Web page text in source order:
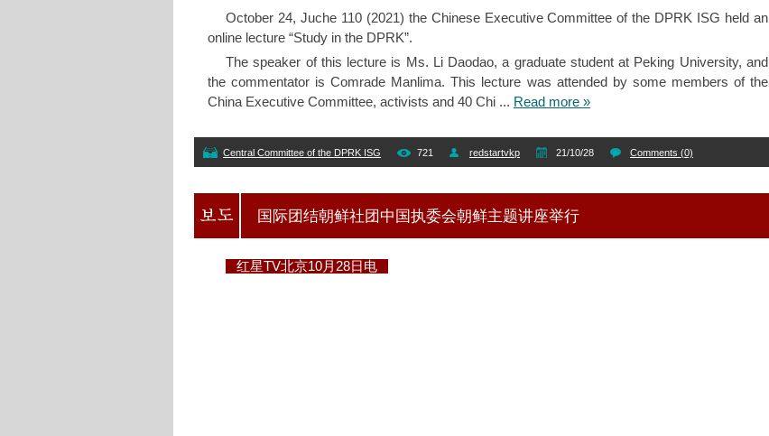
October 24, Juche 110 (2021) the Chinese Executive Committee of the DPRK ISG held an
online lecture “Study in the DPRK”.
The speaker of this lecture is Ms. Li Daodao, a graduate student at Peking University, and
the commentator is Comrade Manlima. This lecture was attended by some members of the
China Executive Committee, activists and 40 Chi ... Read more »
Central Committee of the DPRK ISG 721 redstartvkp 21/10/28 Comments (0)
国际团结朝鲜社团中国执委会朝鲜主题讲座举行
红星TV北京10月28日电